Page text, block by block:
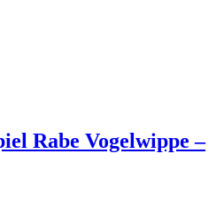
Rabe Vogelwippe –